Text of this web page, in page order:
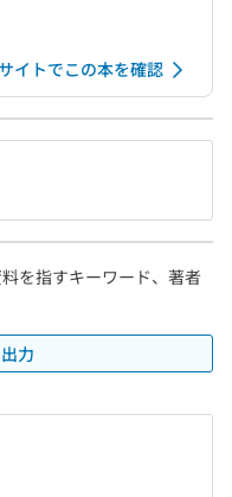
イトでこの本を確認
を指すキーワード、著者
力